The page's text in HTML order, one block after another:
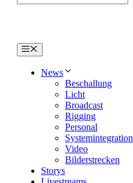
Menü
News
Beschallung
Licht
Broadcast
Rigging
Personal
Systemintegration
Video
Bilderstrecken
Storys